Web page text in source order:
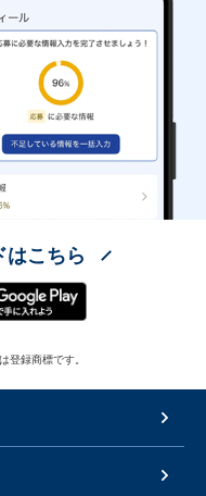
はこちら
録商標です。